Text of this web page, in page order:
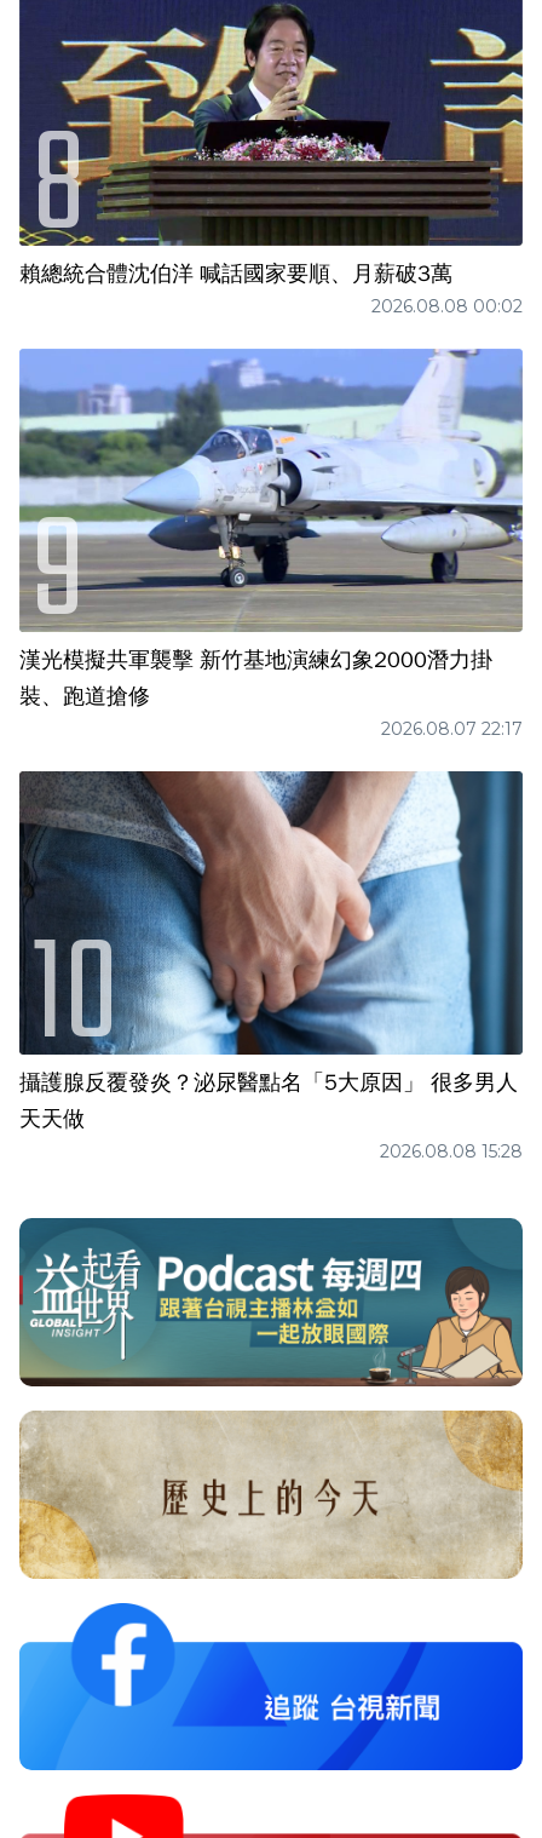
賴總統合體沈伯洋 喊話國家要順、月薪破3萬
2026.08.08 00:02
漢光模擬共軍襲擊 新竹基地演練幻象2000潛力掛
裝、跑道搶修
2026.08.07 22:17
攝護腺反覆發炎？泌尿醫點名「5大原因」 很多男人
天天做
2026.08.08 15:28